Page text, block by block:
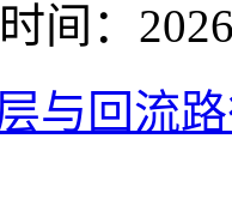
时间：
与回流